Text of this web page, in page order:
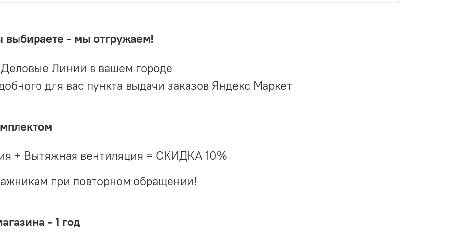
выбираете - мы отгружаем!
Линии в вашем городе
для вас пункта выдачи заказов Яндекс Маркет
+ Вытяжная вентиляция = СКИДКА 10%
при повторном обращении!
- 1 год